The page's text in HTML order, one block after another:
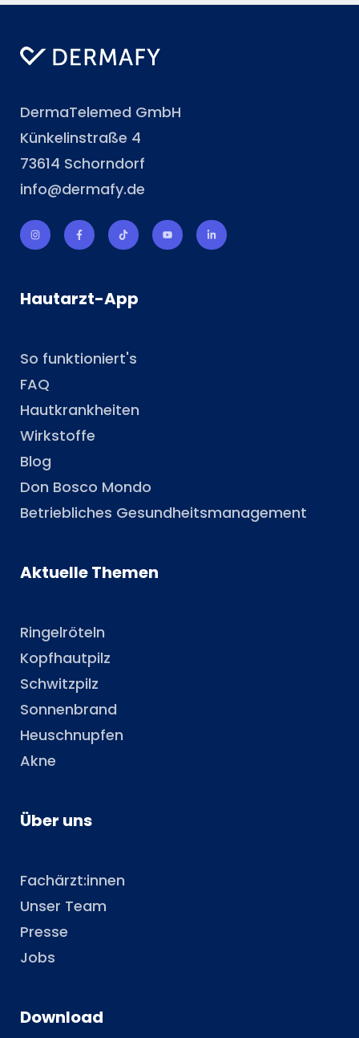
DermaTelemed GmbH
Künkelinstraße 4
73614 Schorndorf
info@dermafy.de
Hautarzt-App
So funktioniert's
FAQ
Hautkrankheiten
Wirkstoffe
Blog
Don Bosco Mondo
Betriebliches Gesundheitsmanagement
Aktuelle Themen
Ringelröteln
Kopfhautpilz
Schwitzpilz
Sonnenbrand
Heuschnupfen
Akne
Über uns
Fachärzt:innen
Unser Team
Presse
Jobs
Download